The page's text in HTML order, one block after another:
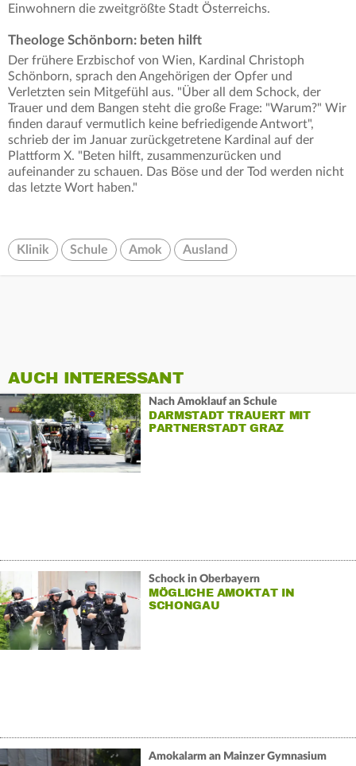
Einwohnern die zweitgrößte Stadt Österreichs.
Theologe Schönborn: beten hilft
Der frühere Erzbischof von Wien, Kardinal Christoph
Schönborn, sprach den Angehörigen der Opfer und
Verletzten sein Mitgefühl aus. "Über all dem Schock, der
Trauer und dem Bangen steht die große Frage: "Warum?" Wir
finden darauf vermutlich keine befriedigende Antwort",
schrieb der im Januar zurückgetretene Kardinal auf der
Plattform X. "Beten hilft, zusammenzurücken und
aufeinander zu schauen. Das Böse und der Tod werden nicht
das letzte Wort haben."
Klinik Schule Amok Ausland
AUCH INTERESSANT
Nach Amoklauf an Schule
DARMSTADT TRAUERT MIT
PARTNERSTADT GRAZ
Schock in Oberbayern
MÖGLICHE AMOKTAT IN
SCHONGAU
Amokalarm an Mainzer Gymnasium